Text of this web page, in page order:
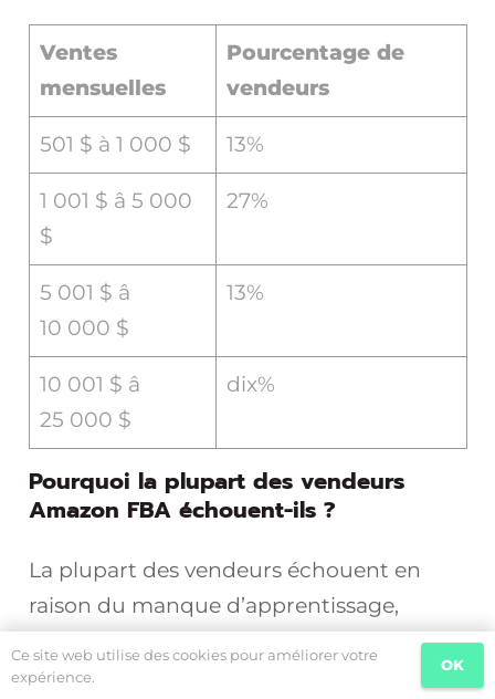
Ventes
mensuelles
Pourcentage de
vendeurs
501 $ à 1 000 $ 13%
1 001 $ â 5 000
$
27%
5 001 $ â
10 000 $
13%
10 001 $ â
25 000 $
dix%
Pourquoi la plupart des vendeurs
Amazon FBA échouent-ils ?
La plupart des vendeurs échouent en
raison du manque d’apprentissage,
L’apprentissage ne doit jamais s’arrêter,
Ce site web utilise des cookies pour améliorer votre
expérience.
OK